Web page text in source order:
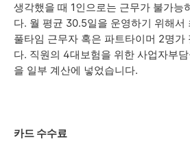
생각했을 때 1인으로는 근무가 불가능
다. 월 평균 30.5일을 운영하기 위해서
풀타임 근무자 혹은 파트타이머 2명가
다. 직원의 4대보험을 위한 사업자부
을 일부 계산에 넣었습니다.
카드 수수료